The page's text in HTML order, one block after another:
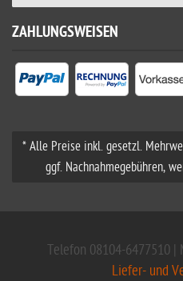
ZAHLUNGSWEISEN
* Alle Preise inkl. gesetzl.
ggf. Nachnahmegebühren,
Telefon 08104-6477510 |
Liefer- und